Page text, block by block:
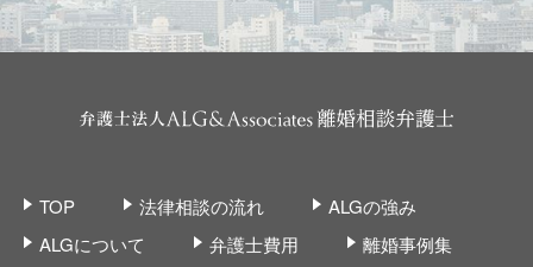
TOP 法律相談の流れ
ALGの強み
ALGについて
弁護士費用
離婚事例集